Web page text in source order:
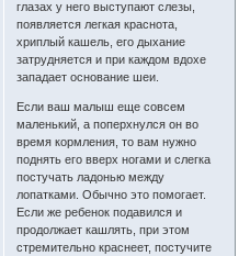
глазах у него выступают слезы,
появляется легкая краснота,
хриплый кашель, его дыхание
затрудняется и при каждом вдохе
западает основание шеи.
Если ваш малыш еще совсем
маленький, а поперхнулся он во
время кормления, то вам нужно
поднять его вверх ногами и слегка
постучать ладонью между
лопатками. Обычно это помогает.
Если же ребенок подавился и
продолжает кашлять, при этом
стремительно краснеет, постучите